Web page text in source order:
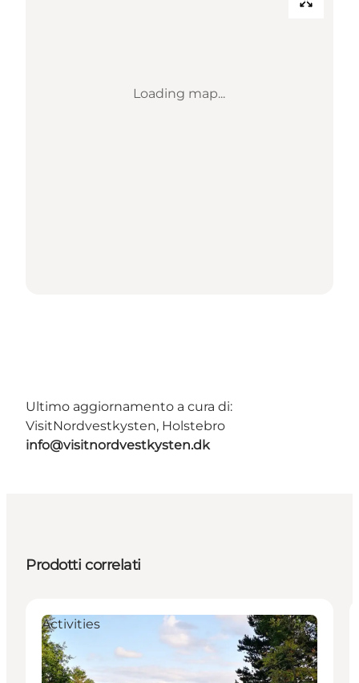
Loading map...
Ultimo aggiornamento a cura di:
VisitNordvestkysten, Holstebro
info@visitnordvestkysten.dk
Prodotti correlati
Activities